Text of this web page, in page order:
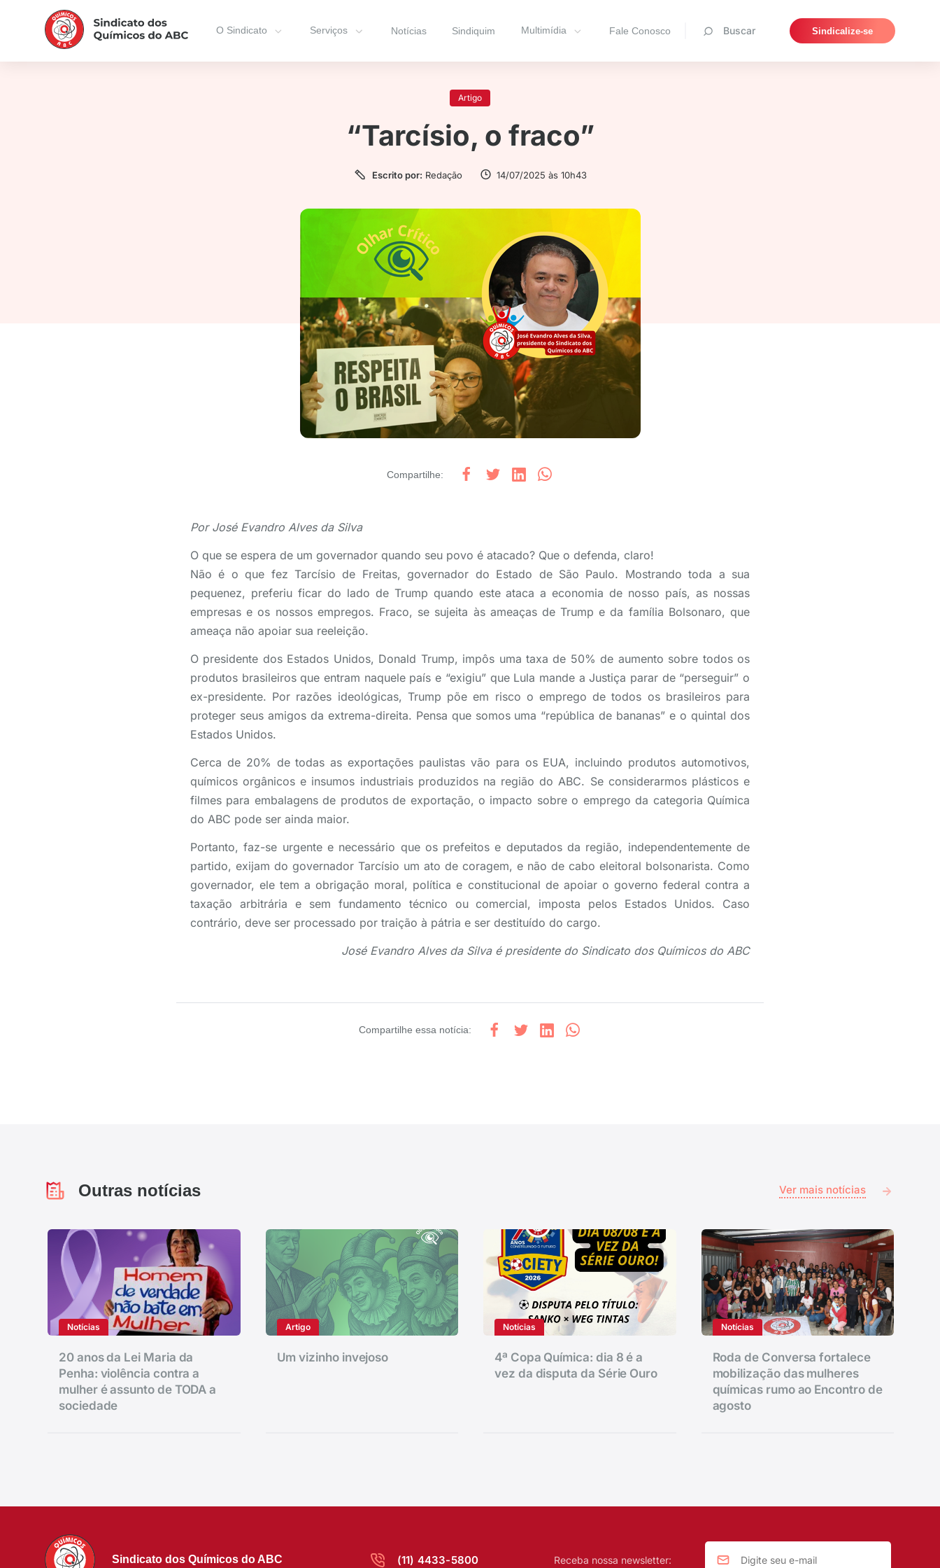
O Sindicato Serviços Notícias Sindiquim Multimídia Fale Conosco Buscar Sindicalize-se
Pesquisar
Artigo
“Tarcísio, o fraco”
Escrito por: Redação 14/07/2025 às 10h43
Compartilhe:
Por José Evandro Alves da Silva
O que se espera de um governador quando seu povo é atacado? Que o defenda, claro!
Não é o que fez Tarcísio de Freitas, governador do Estado de São Paulo. Mostrando toda a sua
pequenez, preferiu ficar do lado de Trump quando este ataca a economia de nosso país, as nossas
empresas e os nossos empregos. Fraco, se sujeita às ameaças de Trump e da família Bolsonaro, que
ameaça não apoiar sua reeleição.
O presidente dos Estados Unidos, Donald Trump, impôs uma taxa de 50% de aumento sobre todos os
produtos brasileiros que entram naquele país e “exigiu” que Lula mande a Justiça parar de “perseguir” o
ex-presidente. Por razões ideológicas, Trump põe em risco o emprego de todos os brasileiros para
proteger seus amigos da extrema-direita. Pensa que somos uma “república de bananas” e o quintal dos
Estados Unidos.
Cerca de 20% de todas as exportações paulistas vão para os EUA, incluindo produtos automotivos,
químicos orgânicos e insumos industriais produzidos na região do ABC. Se considerarmos plásticos e
filmes para embalagens de produtos de exportação, o impacto sobre o emprego da categoria Química
do ABC pode ser ainda maior.
Portanto, faz-se urgente e necessário que os prefeitos e deputados da região, independentemente de
partido, exijam do governador Tarcísio um ato de coragem, e não de cabo eleitoral bolsonarista. Como
governador, ele tem a obrigação moral, política e constitucional de apoiar o governo federal contra a
taxação arbitrária e sem fundamento técnico ou comercial, imposta pelos Estados Unidos. Caso
contrário, deve ser processado por traição à pátria e ser destituído do cargo.
José Evandro Alves da Silva é presidente do Sindicato dos Químicos do ABC
Compartilhe essa notícia:
Outras notícias Ver mais notícias
Notícias
20 anos da Lei Maria da
Penha: violência contra a
mulher é assunto de TODA a
sociedade
Artigo
Um vizinho invejoso
Notícias
4ª Copa Química: dia 8 é a
vez da disputa da Série Ouro
Notícias
Roda de Conversa fortalece
mobilização das mulheres
químicas rumo ao Encontro de
agosto
Sindicato dos Químicos do ABC (11) 4433-5800 Receba nossa newsletter: